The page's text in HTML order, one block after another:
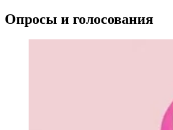
Опросы и голосования